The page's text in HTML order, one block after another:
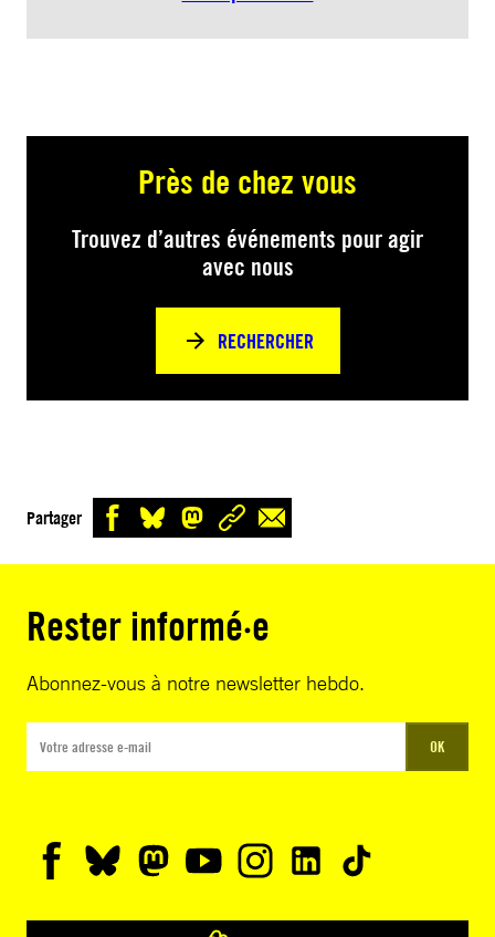
Près de chez vous
Trouvez d’autres événements pour agir
avec nous
RECHERCHER
Partager
Rester informé·e
Abonnez-vous à notre newsletter hebdo.
OK